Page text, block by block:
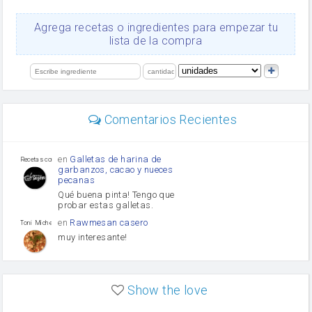
Ajos
orégano
limón
Agrega recetas o ingredientes para empezar tu
lista de la compra
Comentarios Recientes
Recetas con sazon
en Galletas de harina de
garbanzos, cacao y nueces
pecanas
Qué buena pinta! Tengo que
probar estas galletas.
Toni Michel Caubet
en Rawmesan casero
muy interesante!
enLasaña casera fácil y
Show the love